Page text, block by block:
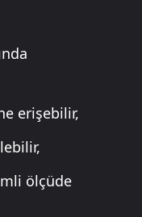
erişebilir,
ölçüde